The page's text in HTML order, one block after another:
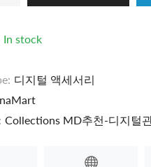
In stock
디지털 액세서리
Collections MD추천-디지털